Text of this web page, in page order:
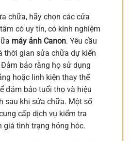
chữa, hãy chọn các cửa
có uy tín, có kinh nghiệm
máy ảnh Canon. Yêu cầu
thời gian sửa chữa dự kiến
bảo rằng họ sử dụng
hoặc linh kiện thay thế
đảm bảo tuổi thọ và hiệu
sau khi sửa chữa. Một số
cấp dịch vụ kiểm tra
giá tình trạng hỏng hóc.